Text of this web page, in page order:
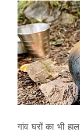
गांव घरों का भी